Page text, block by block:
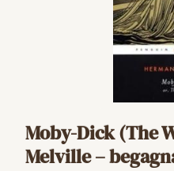
Moby-Dick (The
Melville –